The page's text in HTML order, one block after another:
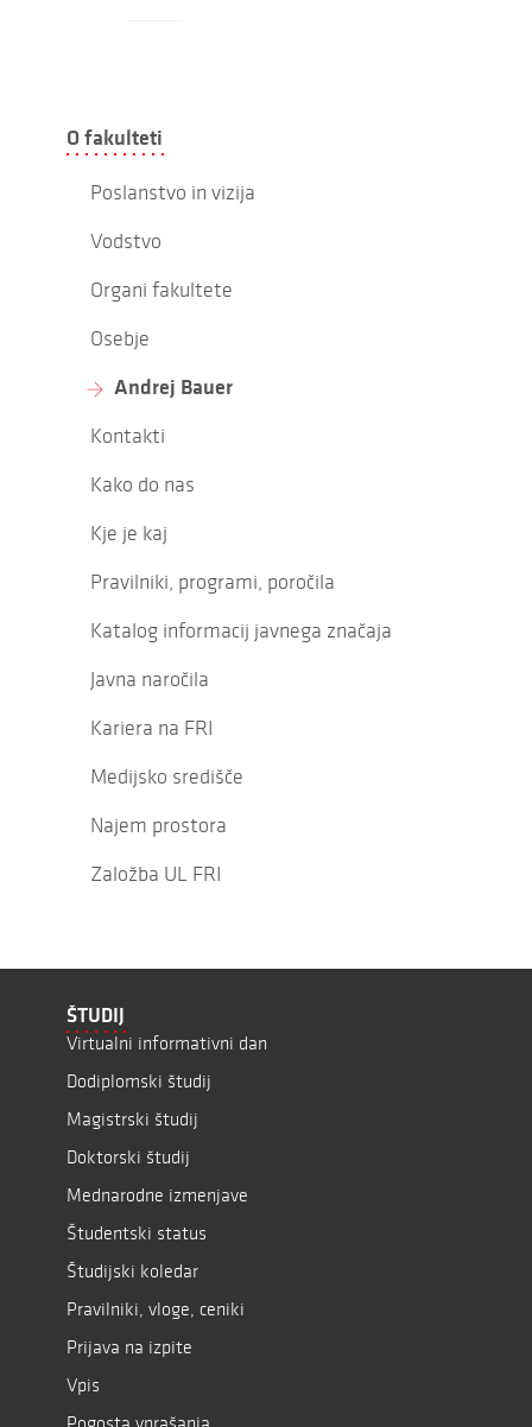
O fakulteti
Poslanstvo in vizija
Vodstvo
Organi fakultete
Osebje
Andrej Bauer
Kontakti
Kako do nas
Kje je kaj
Pravilniki, programi, poročila
Katalog informacij javnega značaja
Javna naročila
Kariera na FRI
Medijsko središče
Najem prostora
Založba UL FRI
ŠTUDIJ
Virtualni informativni dan
Dodiplomski študij
Magistrski študij
Doktorski študij
Mednarodne izmenjave
Študentski status
Študijski koledar
Pravilniki, vloge, ceniki
Prijava na izpite
Vpis